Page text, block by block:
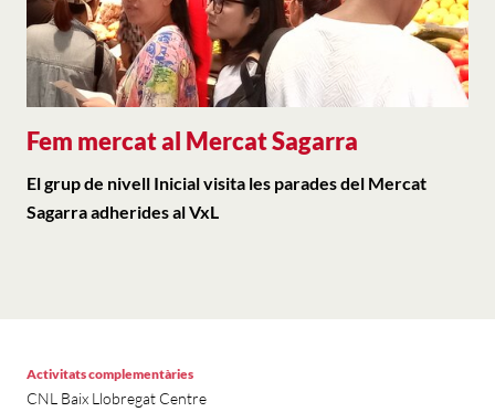
Fem mercat al Mercat Sagarra
El grup de nivell Inicial visita les parades del Mercat
Sagarra adherides al VxL
Activitats complementàries
CNL Baix Llobregat Centre